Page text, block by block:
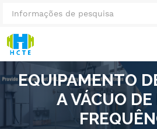
EQUIPAMENTO
A VÁCUO